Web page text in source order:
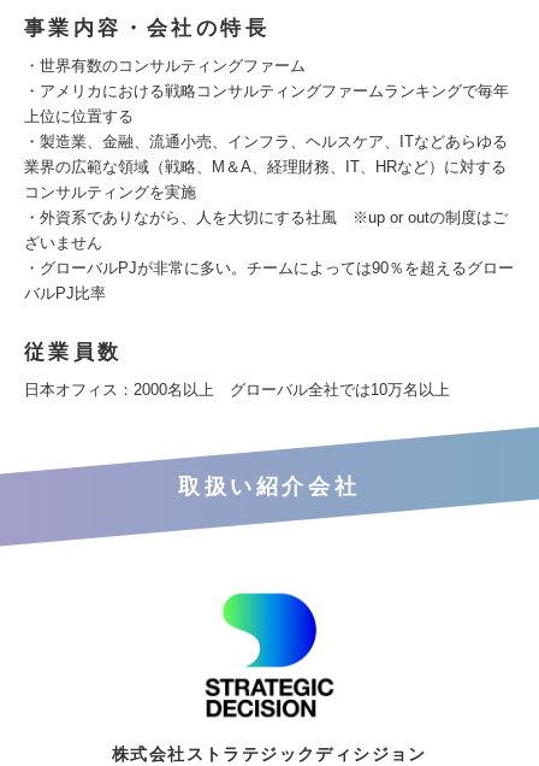
事業内容・会社の特長
・世界有数のコンサルティングファーム
・アメリカにおける戦略コンサルティングファームランキングで毎年
上位に位置する
・製造業、金融、流通小売、インフラ、ヘルスケア、ITなどあらゆる
業界の広範な領域（戦略、M＆A、経理財務、IT、HRなど）に対する
コンサルティングを実施
・外資系でありながら、人を大切にする社風 ※up or outの制度はご
ざいません
・グローバルPJが非常に多い。チームによっては90％を超えるグロー
バルPJ比率
従業員数
日本オフィス：2000名以上 グローバル全社では10万名以上
取扱い紹介会社
株式会社ストラテジックディシジョン